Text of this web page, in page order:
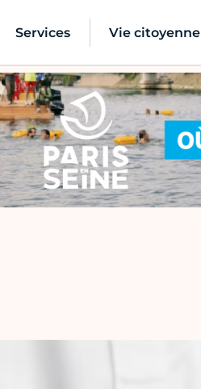
Services Vie citoyenne